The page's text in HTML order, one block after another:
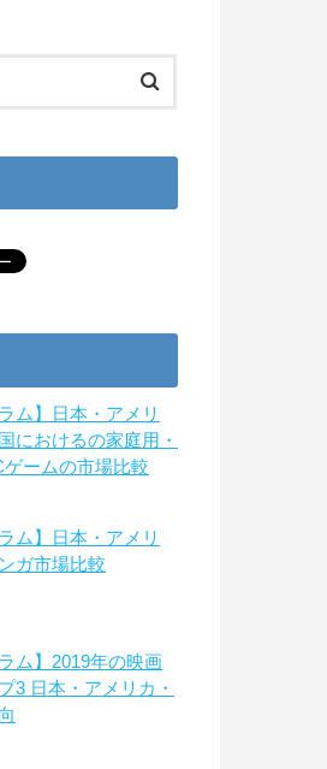
ム】日本・アメリ
におけるの家庭用・
ームの市場比較
ム】日本・アメリ
ガ市場比較
ム】2019年の映画
3 日本・アメリカ・